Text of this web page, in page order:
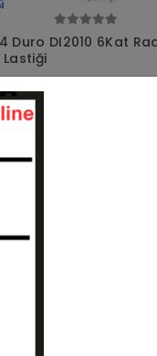
Duro DI2010 6Kat Atv
TL